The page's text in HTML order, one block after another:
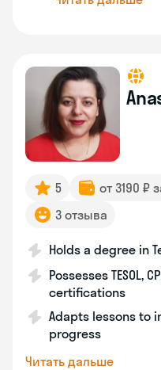
5 от 3190 ₽
3 отзыва
Holds a degree in
Possesses TESOL,
certifications
Adapts lessons to
progress
Читать дальше